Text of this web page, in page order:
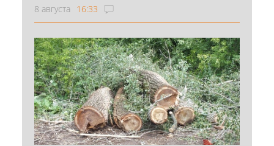
8 августа 16:33